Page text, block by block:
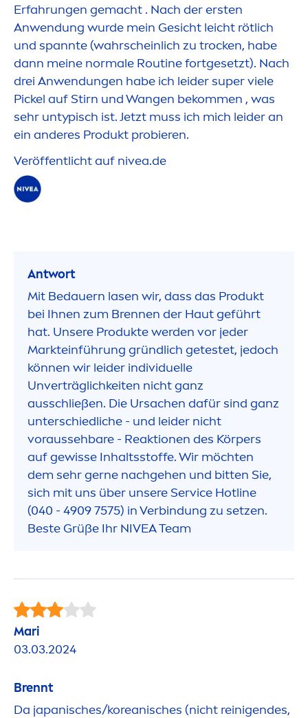
Erfahrungen gemacht . Nach der ersten
Anwendung wurde mein Gesicht leicht rötlich
und spannte (wahrscheinlich zu trocken, habe
dann meine normale Routine fortgesetzt). Nach
drei Anwendungen habe ich leider super viele
Pickel auf Stirn und Wangen bekommen , was
sehr untypisch ist. Jetzt muss ich mich leider an
ein anderes Produkt probieren.
Veröffentlicht auf nivea.de
Antwort
Mit Bedauern lasen wir, dass das Produkt
bei Ihnen zum Brennen der Haut geführt
hat. Unsere Produkte werden vor jeder
Markteinführung gründlich getestet, jedoch
können wir leider individuelle
Unverträglichkeiten nicht ganz
ausschließen. Die Ursachen dafür sind ganz
unterschiedliche - und leider nicht
voraussehbare - Reaktionen des Körpers
auf gewisse Inhaltsstoffe. Wir möchten
dem sehr gerne nachgehen und bitten Sie,
sich mit uns über unsere Service Hotline
(040 - 4909 7575) in Verbindung zu setzen.
Beste Grüße Ihr NIVEATeam
Mari
03.03.2024
Brennt
Da japanisches/koreanisches (nicht reinigendes,